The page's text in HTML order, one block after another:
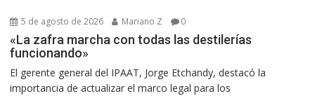
5 de agosto de 2026 Mariano Z 0
«La zafra marcha con todas las destilerías
funcionando»
El gerente general del IPAAT, Jorge Etchandy, destacó la
importancia de actualizar el marco legal para los